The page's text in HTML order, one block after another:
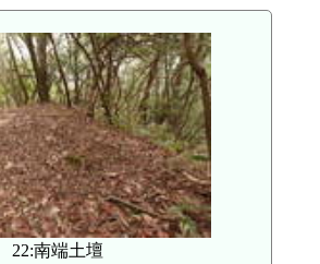
22:南端土壇